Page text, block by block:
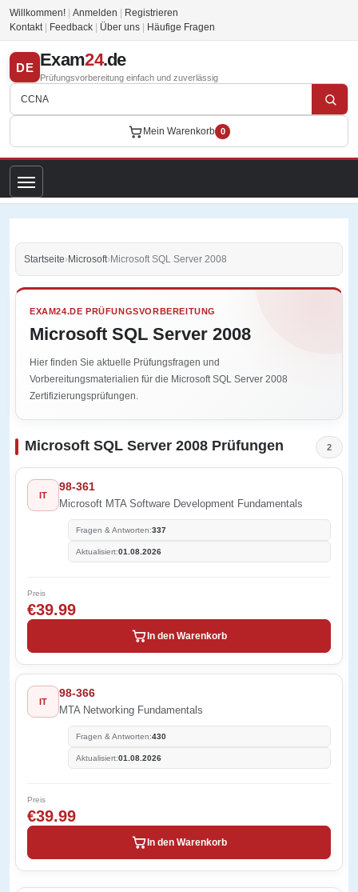
Willkommen! Anmelden
Registrieren
Kontakt
Feedback Über uns Häufige Fragen
DE Exam24.de
Prüfungsvorbereitung einfach und zuverlässig
Mein Warenkorb 0
Startseite›Microsoft›Microsoft SQL Server 2008
EXAM24.DE PRÜFUNGSVORBEREITUNG
Microsoft SQL Server 2008
Hier finden Sie aktuelle Prüfungsfragen und
Vorbereitungsmaterialien für die Microsoft SQL Server 2008
Zertifizierungsprüfungen.
Microsoft SQL Server 2008 Prüfungen 2
IT
98-361
Microsoft MTA Software Development Fundamentals
Fragen & Antworten:337
Aktualisiert:01.08.2026
Preis
€39.99
In den Warenkorb
IT
98-366
MTA Networking Fundamentals
Fragen & Antworten:430
Aktualisiert:01.08.2026
Preis
€39.99
In den Warenkorb